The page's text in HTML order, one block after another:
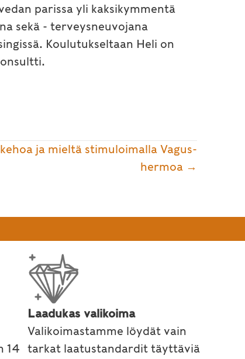
parissa yli kaksikymmentä
sekä - terveysneuvojana
Koulutukseltaan Heli on
ja mieltä stimuloimalla Vagus-
hermoa →
14
Laadukas valikoima
Valikoimastamme löydät vain
tarkat laatustandardit täyttäviä